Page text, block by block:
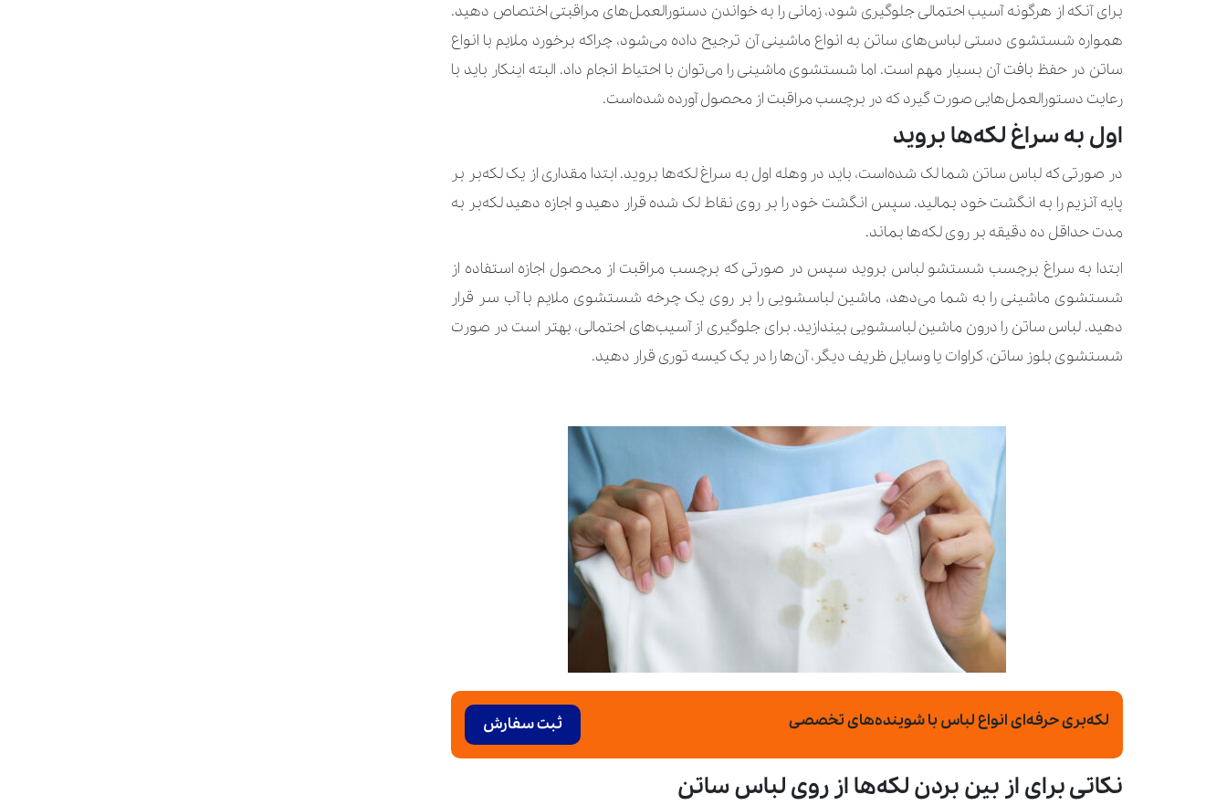
برای آنکه از هرگونه آسیب احتمالی جلوگیری شود، زمانی را به خواندن دستورالعمل‌های مراقبتی اختصاص دهید.
همواره شستشوی دستی لباس‌های ساتن به انواع ماشینی آن ترجیح داده می‌شود، چراکه برخورد ملایم با انواع
ساتن در حفظ بافت آن بسیار مهم است. اما شستشوی ماشینی را می‌توان با احتیاط انجام داد. البته اینکار باید با
رعایت دستورالعمل‌هایی صورت گیرد که در برچسب مراقبت از محصول آورده شده‌است.
اول به سراغ لکه‌ها بروید
در صورتی که لباس ساتن شما لک شده‌است، باید در وهله اول به سراغ لکه‌ها بروید. ابتدا مقداری از یک لکه‌بر بر
پایه آنزیم را به انگشت خود بمالید. سپس انگشت خود را بر روی نقاط لک شده قرار دهید و اجازه دهید لکه‌بر به
مدت حداقل ده دقیقه بر روی لکه‌ها بماند.
ابتدا به سراغ برچسب شستشو لباس بروید سپس در صورتی که برچسب مراقبت از محصول اجازه استفاده از
شستشوی ماشینی را به شما می‌دهد، ماشین لباسشویی را بر روی یک چرخه شستشوی ملایم با آب سر قرار
دهید. لباس ساتن را درون ماشین لباسشویی بیندازید. برای جلوگیری از آسیب‌های احتمالی، بهتر است در صورت
شستشوی بلوز ساتن، کراوات یا وسایل ظریف دیگر، آن‌ها را در یک کیسه توری قرار دهید.
لکه‌بری حرفه‌ای انواع لباس با شوینده‌های تخصصی ثبت سفارش
نکاتی برای از بین بردن لکه‌ها از روی لباس ساتن